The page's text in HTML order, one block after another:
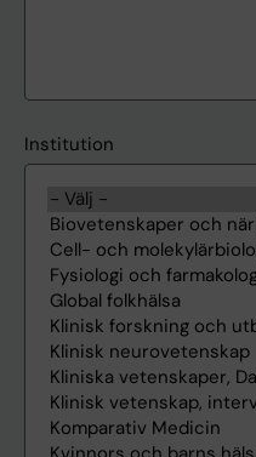
Institution